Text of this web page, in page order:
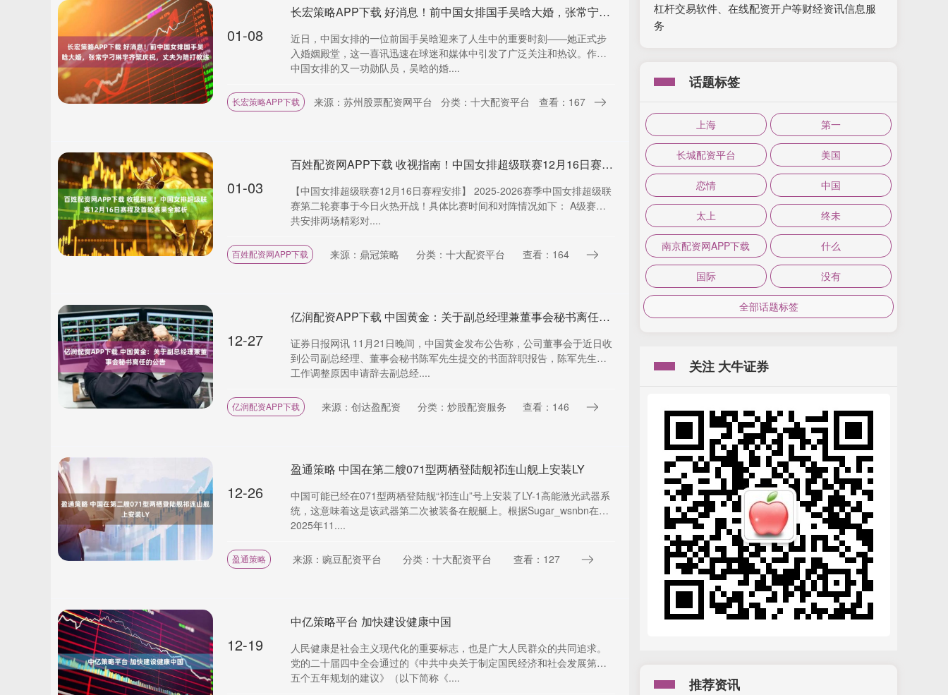
01-08
长宏策略APP下载 好消息！前中国女排国手吴晗大婚，张常宁刁琳宇齐聚庆祝，丈夫为陪打教练
近日，中国女排的一位前国手吴晗迎来了人生中的重要时刻——她正式步
入婚姻殿堂，这一喜讯迅速在球迷和媒体中引发了广泛关注和热议。作为
中国女排的又一功勋队员，吴晗的婚....
长宏策略APP下载 来源：苏州股票配资网平台 分类：十大配资平台 查看：167
01-03
百姓配资网APP下载 收视指南！中国女排超级联赛12月16日赛程及首轮赛果全解析
【中国女排超级联赛12月16日赛程安排】 2025-2026赛季中国女排超级联
赛第二轮赛事于今日火热开战！具体比赛时间和对阵情况如下： A级赛事
共安排两场精彩对....
百姓配资网APP下载 来源：鼎冠策略 分类：十大配资平台 查看：164
12-27
亿润配资APP下载 中国黄金：关于副总经理兼董事会秘书离任的公告
证券日报网讯 11月21日晚间，中国黄金发布公告称，公司董事会于近日收
到公司副总经理、董事会秘书陈军先生提交的书面辞职报告，陈军先生因
工作调整原因申请辞去副总经....
亿润配资APP下载 来源：创达盈配资 分类：炒股配资服务 查看：146
12-26
盈通策略 中国在第二艘071型两栖登陆舰祁连山舰上安装LY
中国可能已经在071型两栖登陆舰“祁连山”号上安装了LY-1高能激光武器系
统，这意味着这是该武器第二次被装备在舰艇上。根据Sugar_wsnbn在
2025年11....
盈通策略 来源：豌豆配资平台 分类：十大配资平台 查看：127
12-19
中亿策略平台 加快建设健康中国
人民健康是社会主义现代化的重要标志，也是广大人民群众的共同追求。
党的二十届四中全会通过的《中共中央关于制定国民经济和社会发展第十
五个五年规划的建议》（以下简称《....
杠杆交易软件、在线配资开户等财经资讯信息服
务
话题标签
上海 第一
长城配资平台 美国
恋情 中国
太上 终未
南京配资网APP下载 什么
国际 没有
全部话题标签
关注 大牛证券
推荐资讯